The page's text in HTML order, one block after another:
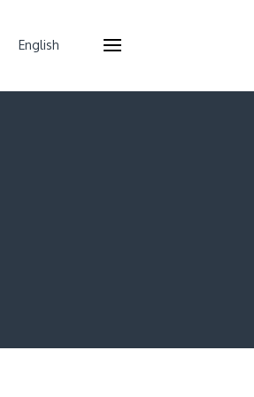
English